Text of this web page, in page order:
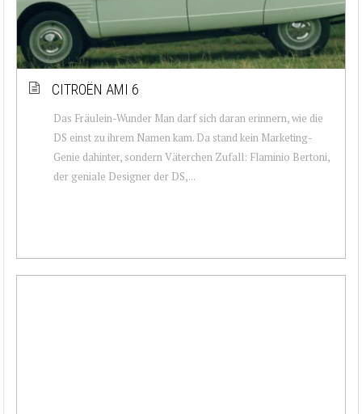
CITROËN AMI 6
Das Fräulein-Wunder Man darf sich daran erinnern, wie die
DS einst zu ihrem Namen kam. Da stand kein Marketing-
Genie dahinter, sondern Väterchen Zufall: Flaminio Bertoni,
der geniale Designer der DS,...